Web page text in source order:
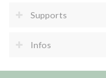
Supports
Infos